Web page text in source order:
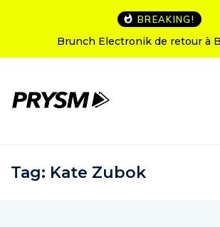
BREAKING!
L’Amnesia Ibiza fête ses 50 ans :
soirées
Tag: Kate Zubok